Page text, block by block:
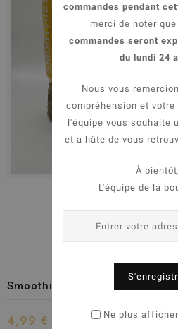
Smoothie à base de viande
4,99 € TTC
commandes pendant
merci de noter que
commandes seront
du lundi 24
Nous vous
compréhension et votre
l'équipe vous souhaite
et a hâte de vous
À bientôt,
L'équipe de la
Ne plus